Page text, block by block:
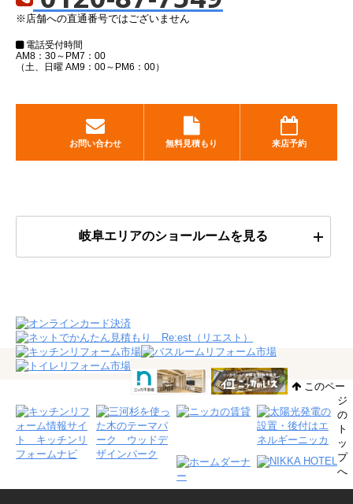
※店舗への直通番号ではございません
電話受付時間
AM8：30～PM7：00
（土、日曜 AM9：00～PM6：00）
お問い合わせ 無料見積もり 来店予約
岐阜エリアのショールームを見る
このペー
ジ
の
ト
ッ
プ
へ